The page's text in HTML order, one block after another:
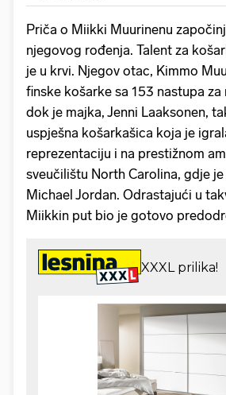
Priča o Miikki Muurinenu
njegovog rođenja. Talent za
je u krvi. Njegov otac, Kimmo
finske košarke sa 153 nastupa
dok je majka, Jenni Laaksonen,
uspješna košarkašica koja je
reprezentaciju i na prestižnom
sveučilištu North Carolina, gdje
Michael Jordan. Odrastajući u
Miikkin put bio je gotovo